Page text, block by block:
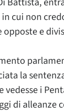
cui non
e
la
i
di